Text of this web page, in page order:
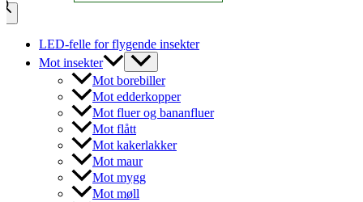
LED-felle for flygende insekter
Mot insekter
Mot borebiller
Mot edderkopper
Mot fluer og bananfluer
Mot flått
Mot kakerlakker
Mot maur
Mot mygg
Mot møll